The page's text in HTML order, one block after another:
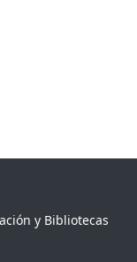
y Bibliotecas